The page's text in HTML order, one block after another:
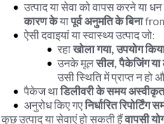
उत्पाद या सेवा को वापस करने या
कारण के या पूर्व अनुमति के बिना
ऐसी दवाइयां या स्वास्थ्य उत्पाद जो:
रहा खोला गया, उपयोग
उनके मूल सील, पैकेजिंग या
उसी स्थिति में प्राप्त न
पैकेज था डिलीवरी के समय अस्वीकृत
अनुरोध किए गए निर्धारित रिपोर्टिंग
कुछ उत्पाद या सेवाएं हो सकती हैं वापसी